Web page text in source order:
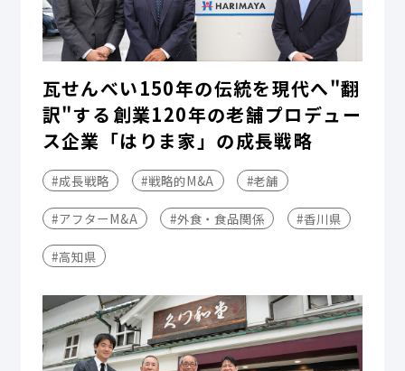
瓦せんべい150年の伝統を現代へ"翻
訳"する――創業120年の老舗プロデュー
ス企業「はりま家」の成長戦略
#成長戦略 #戦略的M&A #老舗
#アフターM&A #外食・食品関係 #香川県
#高知県